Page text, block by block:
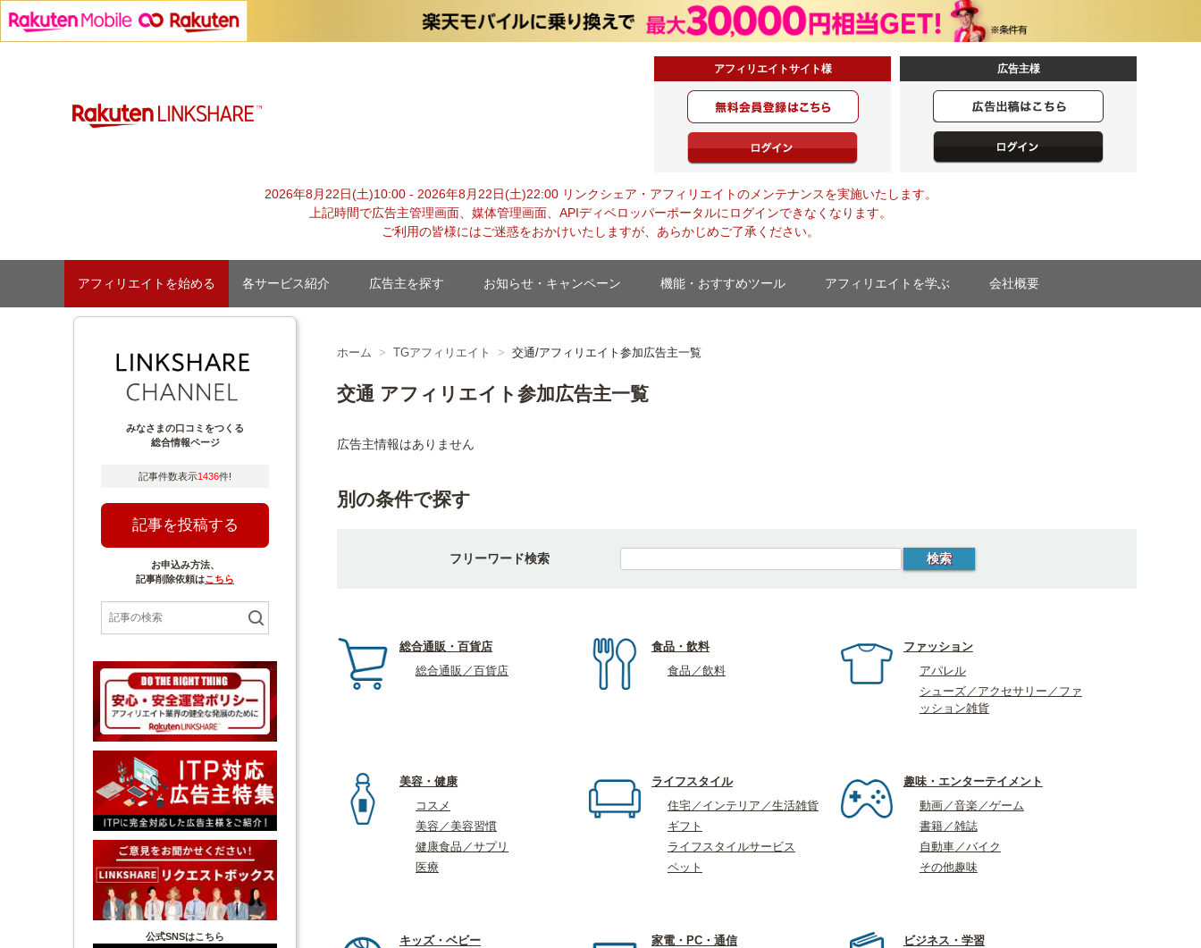
【1円からお支払い可能】アフィリエイトならリンクシェア・ジャパン
アフィリエイトサイト様 広告主様
2026年8月22日(土)10:00 - 2026年8月22日(土)22:00 リンクシェア・アフィリエイトのメンテナンスを実施いたします。
上記時間で広告主管理画面、媒体管理画面、APIディベロッパーポータルにログインできなくなります。
ご利用の皆様にはご迷惑をおかけいたしますが、あらかじめご了承ください。
アフィリエイトを始める 各サービス紹介 広告主を探す お知らせ・キャンペーン 機能・おすすめツール アフィリエイトを学ぶ 会社概要
ホーム TGアフィリエイト 交通/アフィリエイト参加広告主一覧
交通 アフィリエイト参加広告主一覧
広告主情報はありません
別の条件で探す
フリーワード検索
総合通販・百貨店
総合通販／百貨店
食品・飲料
食品／飲料
ファッション
アパレル
シューズ／アクセサリー／ファ
ッション雑貨
美容・健康
コスメ
美容／美容習慣
健康食品／サプリ
医療
ライフスタイル
住宅／インテリア／生活雑貨
ギフト
ライフスタイルサービス
ペット
趣味・エンターテイメント
動画／音楽／ゲーム
書籍／雑誌
自動車／バイク
その他趣味
キッズ・ベビー
家電・PC・通信
ビジネス・学習
みなさまの口コミをつくる
総合情報ページ
記事件数表示1436件!
記事を投稿する
お申込み方法、
記事削除依頼はこちら
公式SNSはこちら